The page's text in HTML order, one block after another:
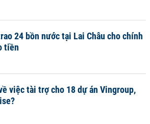
24 bồn nước tại Lai Châu cho chính
tiền
việc tài trợ cho 18 dự án Vingroup,